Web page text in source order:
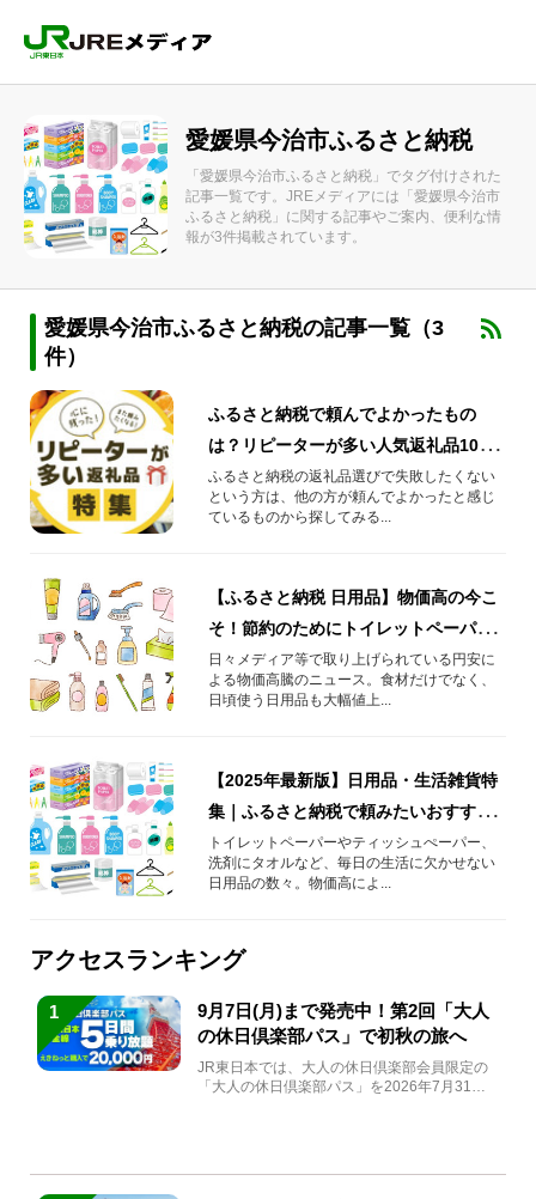
愛媛県今治市ふるさと納税
「愛媛県今治市ふるさと納税」でタグ付けされた
記事一覧です。JREメディアには「愛媛県今治市
ふるさと納税」に関する記事やご案内、便利な情
報が3件掲載されています。
愛媛県今治市ふるさと納税の記事一覧（3
件）
ふるさと納税で頼んでよかったもの
は？リピーターが多い人気返礼品10選
をご紹介
ふるさと納税の返礼品選びで失敗したくない
という方は、他の方が頼んでよかったと感じ
ているものから探してみる...
【ふるさと納税 日用品】物価高の今こ
そ！節約のためにトイレットペーパー
やタオルなどを頼もう！
日々メディア等で取り上げられている円安に
よる物価高騰のニュース。食材だけでなく、
日頃使う日用品も大幅値上...
【2025年最新版】日用品・生活雑貨特
集｜ふるさと納税で頼みたいおすすめ
返礼品
トイレットペーパーやティッシュぺーパー、
洗剤にタオルなど、毎日の生活に欠かせない
日用品の数々。物価高によ...
アクセスランキング
1
9月7日(月)まで発売中！第2回「大人
の休日倶楽部パス」で初秋の旅へ
JR東日本では、大人の休日倶楽部会員限定の
「大人の休日倶楽部パス」を2026年7月31日